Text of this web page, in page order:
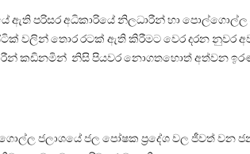
පරිසර අධිකාරියේ නිලධාරීන් හා පොල්ගොල්ල
වලින් තොර රටක් ඇති කිරීමට වෙර දරන නුවර
කඩිනමින් නිසි පියවර නොගතහොත් අත්වන
ජලාශයේ ජල පෝෂක ප්‍රදේශ වල ජීවත් වන